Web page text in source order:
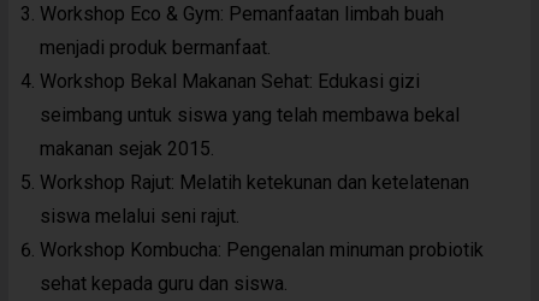
Workshop Eco & Gym: Pemanfaatan limbah buah
menjadi produk bermanfaat.
Workshop Bekal Makanan Sehat: Edukasi gizi
seimbang untuk siswa yang telah membawa bekal
makanan sejak 2015.
Workshop Rajut: Melatih ketekunan dan ketelatenan
siswa melalui seni rajut.
Workshop Kombucha: Pengenalan minuman probiotik
sehat kepada guru dan siswa.